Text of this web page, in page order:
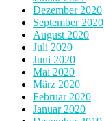
Dezember 2020
September 2020
August 2020
Juli 2020
Juni 2020
Mai 2020
März 2020
Februar 2020
Januar 2020